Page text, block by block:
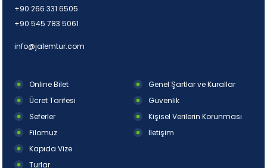
+90 266 331 6505
+90 545 783 5061
info@jalemtur.com
Online Bilet
Ücret Tarifesi
Seferler
Filomuz
Kapıda Vize
Turlar
Genel Şartlar ve Kurallar
Güvenlik
Kişisel Verilerin Korunması
İletişim